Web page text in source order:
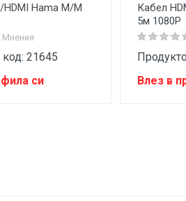
Hama M/M
Мнения
21645
си
Кабел
5м 1080P
Влез в